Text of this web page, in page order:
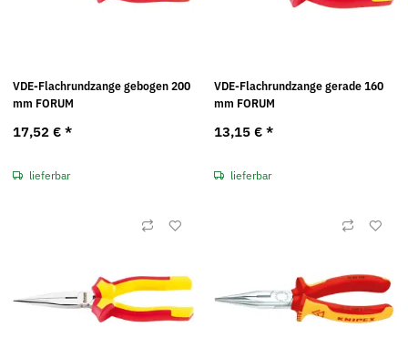
VDE-Flachrundzange gebogen 200
mm FORUM
17,52 € *
lieferbar
VDE-Flachrundzange gerade 160
mm FORUM
13,15 € *
lieferbar